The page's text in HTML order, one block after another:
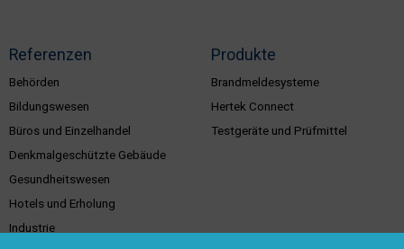
Referenzen
Behörden
Bildungswesen
Büros und Einzelhandel
Denkmalgeschützte Gebäude
Gesundheitswesen
Hotels und Erholung
Industrie
Produkte
Brandmeldesysteme
Hertek Connect
Testgeräte und Prüfmittel